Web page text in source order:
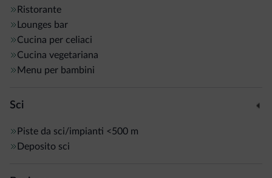
Ristorante
Lounges bar
Cucina per celiaci
Cucina vegetariana
Menu per bambini
Sci
Piste da sci/impianti <500 m
Deposito sci